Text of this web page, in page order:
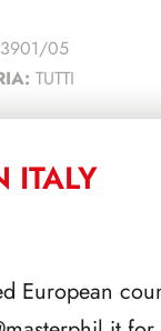
3901/05
TUTTI
ITALY
European